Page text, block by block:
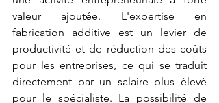
valeur ajoutée. L'expertise en
fabrication additive est un levier de
productivité et de réduction des coûts
pour les entreprises, ce qui se traduit
directement par un salaire plus élevé